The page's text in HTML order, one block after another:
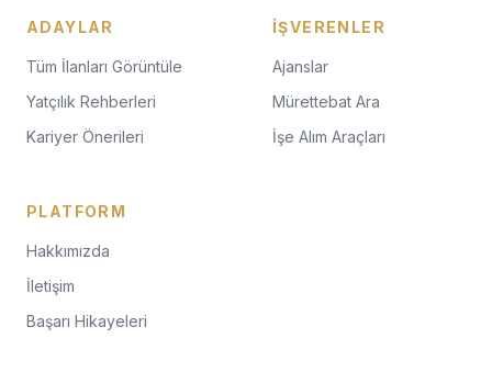
ADAYLAR
Tüm İlanları Görüntüle
Yatçılık Rehberleri
Kariyer Önerileri
İŞVERENLER
Ajanslar
Mürettebat Ara
İşe Alım Araçları
PLATFORM
Hakkımızda
İletişim
Başarı Hikayeleri